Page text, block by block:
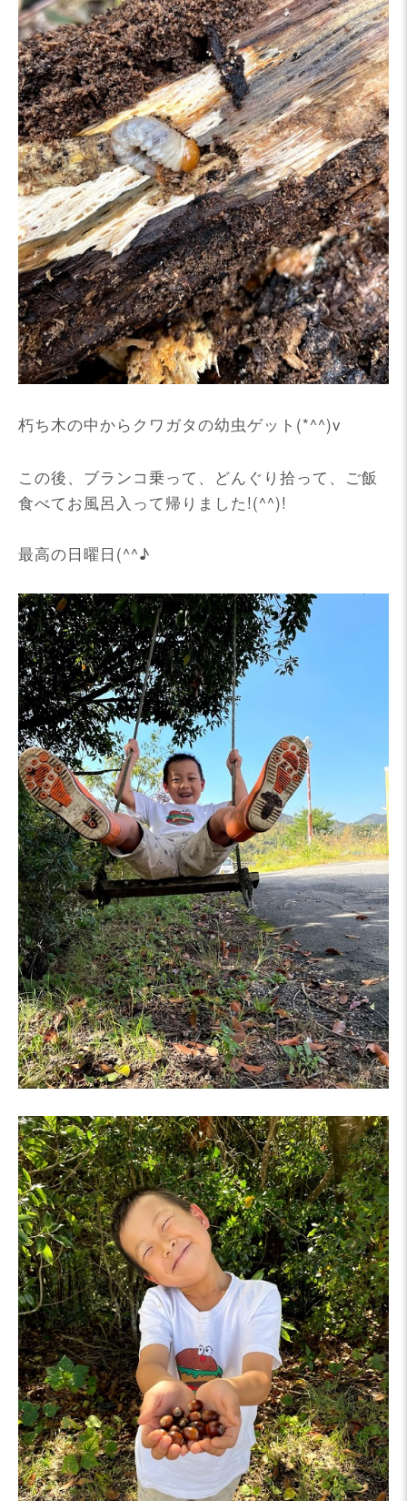
朽ち木の中からクワガタの幼虫ゲット(*^^)v
この後、ブランコ乗って、どんぐり拾って、ご飯
食べてお風呂入って帰りました!(^^)!
最高の日曜日(^^♪